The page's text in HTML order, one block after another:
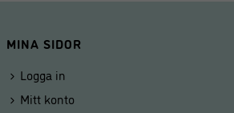
MINA SIDOR
Logga in
Mitt konto